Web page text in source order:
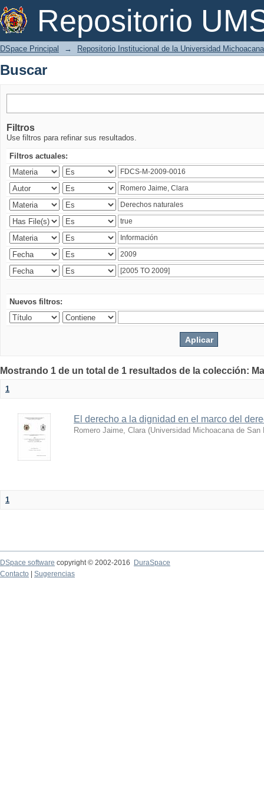
Repositorio
Buscar
DSpace Principal → Repositorio Institucional de la Universidad
Buscar
Filtros
Use filtros para refinar sus resultados.
Filtros actuales:
Nuevos filtros:
Mostrando 1 de un total de 1 resultados de la colección:
1
El derecho a la dignidad en el marco del
Romero Jaime, Clara (Universidad Michoacana de San
1
DSpace software copyright © 2002-2016
DuraSpace
Contacto
Sugerencias